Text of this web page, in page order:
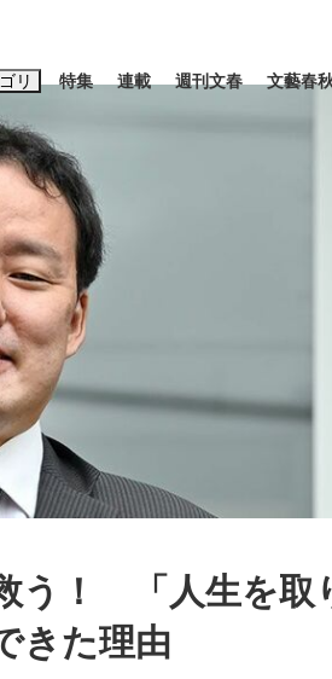
リ
明かした日本代表監督に...
特集 連載 週刊文春 文藝春
ワードタグ一覧
凌輝 #高市早苗
亀和田武
う！ 「人生を取
きた理由